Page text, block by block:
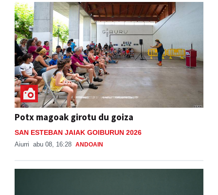
Potx magoak girotu du goiza
SAN ESTEBAN JAIAK GOIBURUN 2026
Aiurri abu 08, 16:28 ANDOAIN